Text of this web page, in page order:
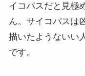
イコパスだと見極
ん。サイコパスは
描いたようないい
です。